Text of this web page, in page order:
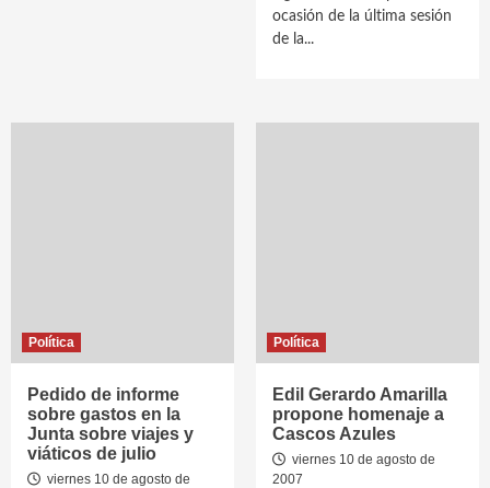
ocasión de la última sesión
de la...
Política
Pedido de informe
sobre gastos en la
Junta sobre viajes y
viáticos de julio
viernes 10 de agosto de
Política
Edil Gerardo Amarilla
propone homenaje a
Cascos Azules
viernes 10 de agosto de
2007